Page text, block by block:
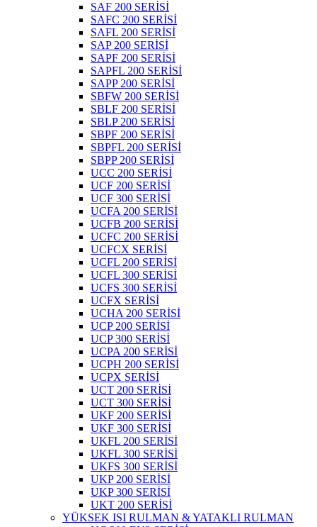
SAF 200 SERİSİ
SAFC 200 SERİSİ
SAFL 200 SERİSİ
SAP 200 SERİSİ
SAPF 200 SERİSİ
SAPFL 200 SERİSİ
SAPP 200 SERİSİ
SBFW 200 SERİSİ
SBLF 200 SERİSİ
SBLP 200 SERİSİ
SBPF 200 SERİSİ
SBPFL 200 SERİSİ
SBPP 200 SERİSİ
UCC 200 SERİSİ
UCF 200 SERİSİ
UCF 300 SERİSİ
UCFA 200 SERİSİ
UCFB 200 SERİSİ
UCFC 200 SERİSİ
UCFCX SERİSİ
UCFL 200 SERİSİ
UCFL 300 SERİSİ
UCFS 300 SERİSİ
UCFX SERİSİ
UCHA 200 SERİSİ
UCP 200 SERİSİ
UCP 300 SERİSİ
UCPA 200 SERİSİ
UCPH 200 SERİSİ
UCPX SERİSİ
UCT 200 SERİSİ
UCT 300 SERİSİ
UKF 200 SERİSİ
UKF 300 SERİSİ
UKFL 200 SERİSİ
UKFL 300 SERİSİ
UKFS 300 SERİSİ
UKP 200 SERİSİ
UKP 300 SERİSİ
UKT 200 SERİSİ
YÜKSEK ISI RULMAN & YATAKLI RULMAN